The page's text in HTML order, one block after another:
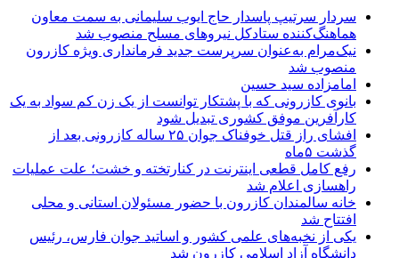
سردار سرتیپ پاسدار حاج ایوب سلیمانی به سمت معاون
هماهنگ‌کننده ستادکل نیروهای مسلح منصوب شد
نیک‌مرام به‌عنوان سرپرست جدید فرمانداری ویژه کازرون
منصوب شد
امامزاده سید حسین
بانوی کازرونی که با پشتکار توانست از یک زن کم سواد به یک
کارآفرین موفق کشوری تبدیل شود
افشای راز قتل خوفناک جوان ۲۵ ساله کازرونی بعد از
گذشت ۵ماه
رفع کامل قطعی اینترنت در کنارتخته و خشت؛ علت عملیات
راهسازی اعلام شد
خانه سالمندان کازرون با حضور مسئولان استانی و محلی
افتتاح شد
یکی از نخبه‌های علمی کشور و اساتید جوان فارس، رئیس
دانشگاه آزاد اسلامی کازرون شد